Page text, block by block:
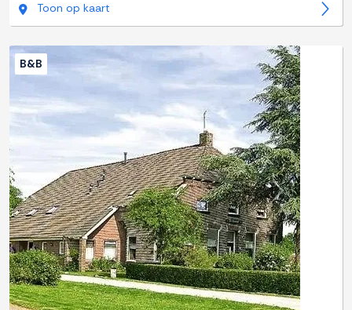
Toon op kaart
Previous Next
B&B